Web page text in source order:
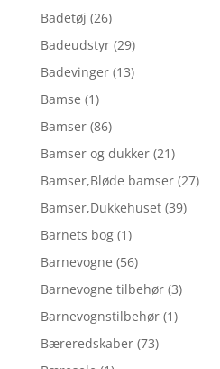
Badetøj (26)
Badeudstyr (29)
Badevinger (13)
Bamse (1)
Bamser (86)
Bamser og dukker (21)
Bamser,Bløde bamser (27)
Bamser,Dukkehuset (39)
Barnets bog (1)
Barnevogne (56)
Barnevogne tilbehør (3)
Barnevognstilbehør (1)
Bæreredskaber (73)